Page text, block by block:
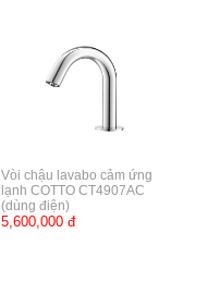
Vòi chậu lavabo cảm ứng
lạnh COTTO CT4907AC
(dùng điện)
5,600,000 đ